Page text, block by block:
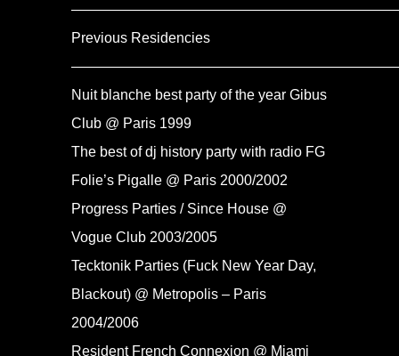
Previous Residencies
Nuit blanche best party of the year Gibus
Club @ Paris 1999
The best of dj history party with radio FG
Folie’s Pigalle @ Paris 2000/2002
Progress Parties / Since House @
Vogue Club 2003/2005
Tecktonik Parties (Fuck New Year Day,
Blackout) @ Metropolis – Paris
2004/2006
Resident French Connexion @ Miami